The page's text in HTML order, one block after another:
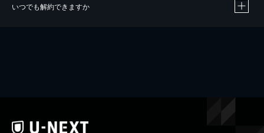
いつでも解約できますか